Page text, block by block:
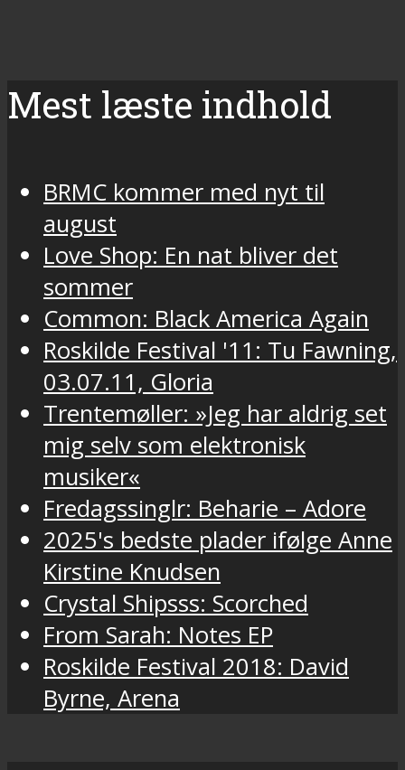
Mest læste indhold
BRMC kommer med nyt til
august
Love Shop: En nat bliver det
sommer
Common: Black America Again
Roskilde Festival '11: Tu Fawning,
03.07.11, Gloria
Trentemøller: »Jeg har aldrig set
mig selv som elektronisk
musiker«
Fredagssinglr: Beharie – Adore
2025's bedste plader ifølge Anne
Kirstine Knudsen
Crystal Shipsss: Scorched
From Sarah: Notes EP
Roskilde Festival 2018: David
Byrne, Arena